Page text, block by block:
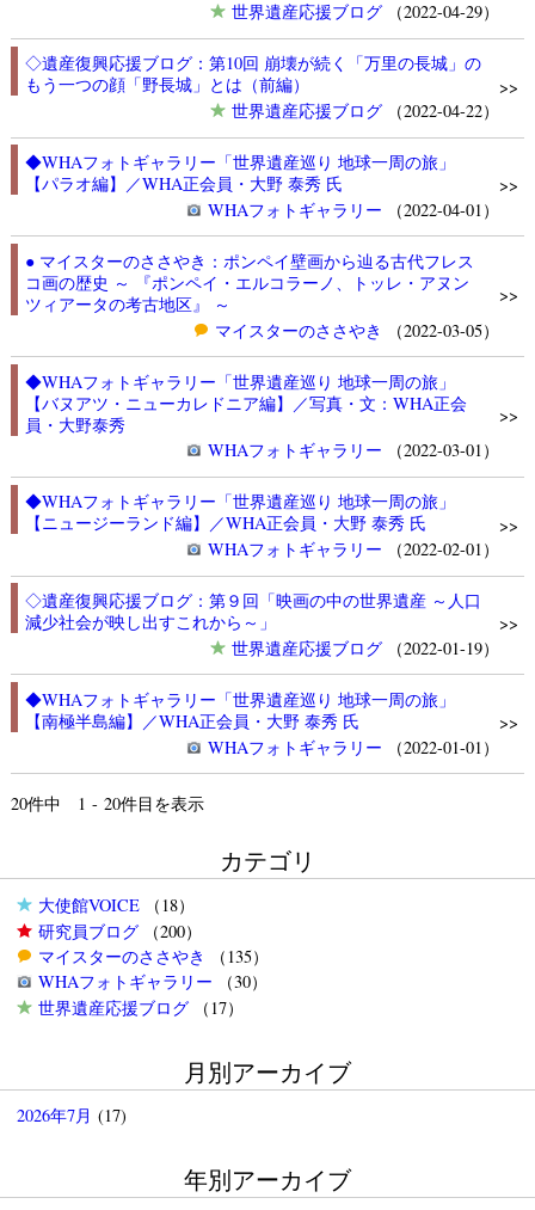
世界遺産応援ブログ
（2022-04-29）
◇遺産復興応援ブログ：第10回 崩壊が続く「万里の長城」の
もう一つの顔「野長城」とは（前編）
世界遺産応援ブログ
（2022-04-22）
>>
◆WHAフォトギャラリー「世界遺産巡り 地球一周の旅」
【パラオ編】／WHA正会員・大野 泰秀 氏
WHAフォトギャラリー
（2022-04-01）
>>
● マイスターのささやき：ポンペイ壁画から辿る古代フレス
コ画の歴史 ～ 『ポンペイ・エルコラーノ、トッレ・アヌン
ツィアータの考古地区』 ～
マイスターのささやき
（2022-03-05）
>>
◆WHAフォトギャラリー「世界遺産巡り 地球一周の旅」
【バヌアツ・ニューカレドニア編】／写真・文：WHA正会
員・大野泰秀
WHAフォトギャラリー
（2022-03-01）
>>
◆WHAフォトギャラリー「世界遺産巡り 地球一周の旅」
【ニュージーランド編】／WHA正会員・大野 泰秀 氏
WHAフォトギャラリー
（2022-02-01）
>>
◇遺産復興応援ブログ：第９回「映画の中の世界遺産 ～人口
減少社会が映し出すこれから～」
世界遺産応援ブログ
（2022-01-19）
>>
◆WHAフォトギャラリー「世界遺産巡り 地球一周の旅」
【南極半島編】／WHA正会員・大野 泰秀 氏
WHAフォトギャラリー
（2022-01-01）
>>
20件中 1 - 20件目を表示
カテゴリ
大使館VOICE（18）
研究員ブログ（200）
マイスターのささやき
（135）
WHAフォトギャラリー （30）
世界遺産応援ブログ（17）
月別アーカイブ
2026年7月 (17)
年別アーカイブ